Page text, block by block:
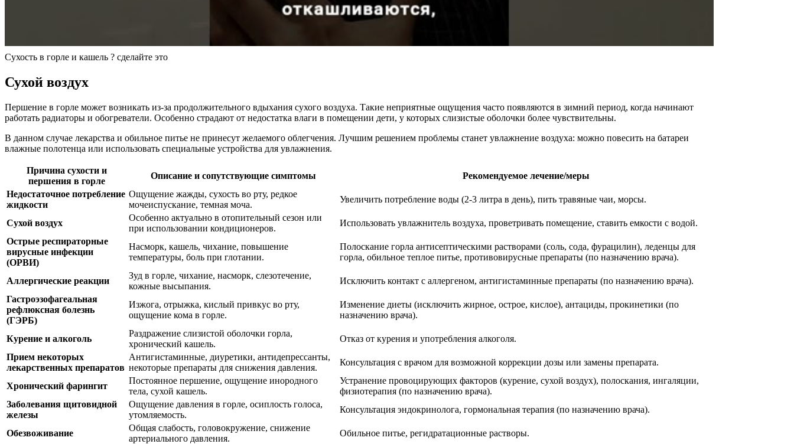
Сухость в горле и кашель ? сделайте это
Сухой воздух
Першение в горле может возникать из-за продолжительного вдыхания сухого воздуха. Такие неприятные ощущения часто появляются в зимний период, когда начинают
работать радиаторы и обогреватели. Особенно страдают от недостатка влаги в помещении дети, у которых слизистые оболочки более чувствительны.
В данном случае лекарства и обильное питье не принесут желаемого облегчения. Лучшим решением проблемы станет увлажнение воздуха: можно повесить на батареи
влажные полотенца или использовать специальные устройства для увлажнения.
Причина сухости и
першения в горле
Описание и сопутствующие симптомы
Рекомендуемое лечение/меры
Недостаточное потребление
жидкости
Ощущение жажды, сухость во рту, редкое
мочеиспускание, темная моча.
Увеличить потребление воды (2-3 литра в день), пить травяные чаи, морсы.
Сухой воздух
Особенно актуально в отопительный сезон или
при использовании кондиционеров.
Использовать увлажнитель воздуха, проветривать помещение, ставить емкости с водой.
Острые респираторные
вирусные инфекции
(ОРВИ)
Насморк, кашель, чихание, повышение
температуры, боль при глотании.
Полоскание горла антисептическими растворами (соль, сода, фурацилин), леденцы для
горла, обильное теплое питье, противовирусные препараты (по назначению врача).
Аллергические реакции
Зуд в горле, чихание, насморк, слезотечение,
кожные высыпания.
Исключить контакт с аллергеном, антигистаминные препараты (по назначению врача).
Гастроэзофагеальная
рефлюксная болезнь
(ГЭРБ)
Изжога, отрыжка, кислый привкус во рту,
ощущение кома в горле.
Изменение диеты (исключить жирное, острое, кислое), антациды, прокинетики (по
назначению врача).
Курение и алкоголь
Раздражение слизистой оболочки горла,
хронический кашель.
Отказ от курения и употребления алкоголя.
Прием некоторых
лекарственных препаратов
Антигистаминные, диуретики, антидепрессанты,
некоторые препараты для снижения давления.
Консультация с врачом для возможной коррекции дозы или замены препарата.
Хронический фарингит
Постоянное першение, ощущение инородного
тела, сухой кашель.
Устранение провоцирующих факторов (курение, сухой воздух), полоскания, ингаляции,
физиотерапия (по назначению врача).
Заболевания щитовидной
железы
Ощущение давления в горле, осиплость голоса,
утомляемость.
Консультация эндокринолога, гормональная терапия (по назначению врача).
Обезвоживание
Общая слабость, головокружение, снижение
артериального давления.
Обильное питье, регидратационные растворы.